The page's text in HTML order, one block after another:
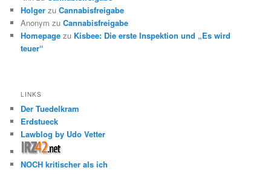
Holger zuCannabisfreigabe
Anonym zuCannabisfreigabe
Homepage zu Kisbee: Die erste Inspektion und „Es wird
teuer“
LINKS
Der Tuedelkram
Erdstueck
Lawblog by Udo Vetter
NOCH kritischer als ich